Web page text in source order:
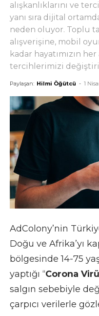
alışkanlıklarını ve
yanı sıra dijital
neden oluyor. Toplu
alışverişine, mobil
kadar hayatımızın
tercihlerimizi
Paylaşan: Hilmi Öğütcü - 1
AdColony’nin
Doğu ve Afrika’yı
bölgesinde 14-75
yaptığı “Corona
salgın sebebiyle
çarpıcı verilerle